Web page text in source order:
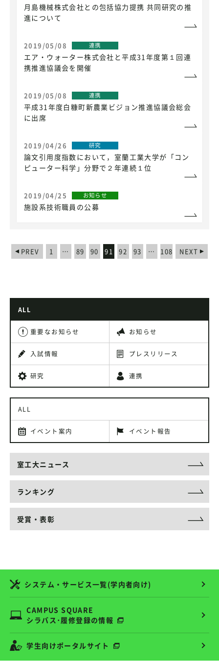
月島機械株式会社との包括協力提携 共同研究の推
進について
2019/05/08 連携
エア・ウォーター株式会社と平成31年度第１回連
携推進協議会を開催
2019/05/08 連携
平成31年度白糠町新農業ビジョン推進協議会総会
に出席
2019/04/26 研究
論文引用度指数において，室蘭工業大学が「コン
ピューター科学」分野で２年連続１位
2019/04/25 お知らせ
施設系技術職員の公募
PREV 1 … 89 90 91 92 93 … 108 NEXT
ALL
重要なお知らせ お知らせ
入試情報 プレスリリース
研究 連携
ALL
イベント案内 イベント報告
室工大ニュース
ランキング
受賞・表彰
システム・サービス一覧(学内者向け)
CAMPUS SQUARE
シラバス･履修登録の情報
学生向けポータルサイト